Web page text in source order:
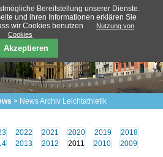
News Archiv Leichtathletik
2022 2021 2020 2019
2018
2013 2012 2011 2010 2009
Bereitstellung unserer Dienste.
und ihren Informationen erklären Sie
wir Cookies benutzen
Nutzung von
Cookies
Akzeptieren